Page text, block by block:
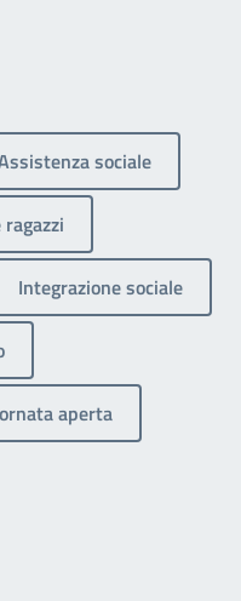
sociale
Integrazione sociale
aperta